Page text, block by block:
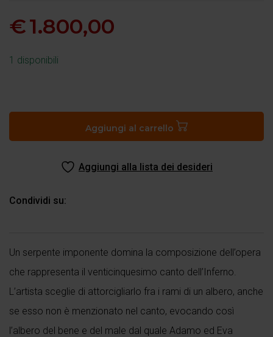
€1.800,00
1 disponibili
quantità
Aggiungi al carrello
Aggiungi alla lista dei desideri
Condividi su:
Un serpente imponente domina la composizione dell’opera
che rappresenta il venticinquesimo canto dell’Inferno.
L’artista sceglie di attorcigliarlo fra i rami di un albero, anche
se esso non è menzionato nel canto, evocando così
l’albero del bene e del male dal quale Adamo ed Eva